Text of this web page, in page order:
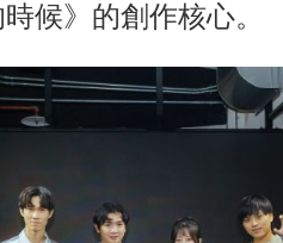
候》的創作核心。